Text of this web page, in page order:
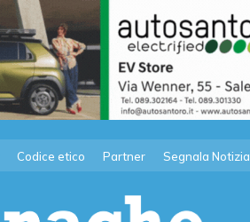
Codice etico Partner Segnala Notizia